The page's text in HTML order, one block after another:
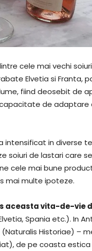
cele mai vechi
Elvetia si Franta,
fiind deosebit de
de adaptare
in diverse
soiuri de lastari care
cele mai bune
mai multe ipoteze.
aceasta vita-de-vie
Spania etc.). In
Historiae) –
de pe coasta